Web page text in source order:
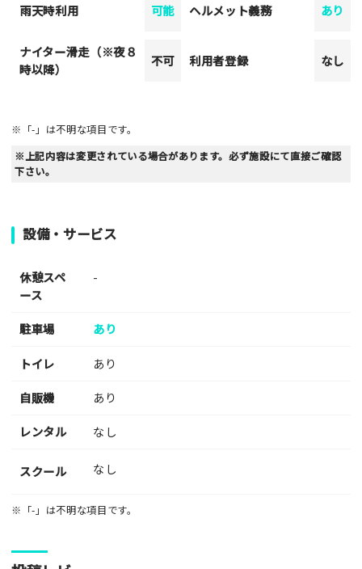
雨天時利用 可能 ヘルメット義務 あり
ナイター滑走（※夜８
時以降）
不可 利用者登録 なし
※「-」は不明な項目です。
※上記内容は変更されている場合があります。必ず施設にて直接ご確認
下さい。
設備・サービス
休憩スペ
ース
-
駐車場 あり
トイレ
あり
自販機
あり
レンタル
なし
スクール なし
※「-」は不明な項目です。